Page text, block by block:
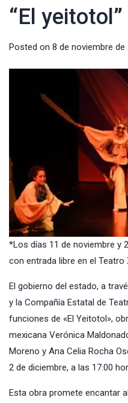
“El yeitotol”
Posted on 8 de noviembre de
*Los días 11 de noviembre y
con entrada libre en el Teatro
El gobierno del estado, a
y la Compañía Estatal de
funciones de «El Yeitotol»,
mexicana Verónica
Moreno y Ana Celia Rocha
2 de diciembre, a las 17:00
Esta obra promete encantar